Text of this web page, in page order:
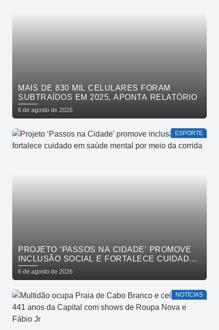
MAIS DE 830 MIL CELULARES FORAM
SUBTRAÍDOS EM 2025, APONTA RELATÓRIO
6 de agosto de 2026
ESPORTE
PROJETO ‘PASSOS NA CIDADE’ PROMOVE
INCLUSÃO SOCIAL E FORTALECE CUIDADO
EM SAÚDE MENTAL POR MEIO DA CORRIDA
6 de agosto de 2026
NOTÍCIAS